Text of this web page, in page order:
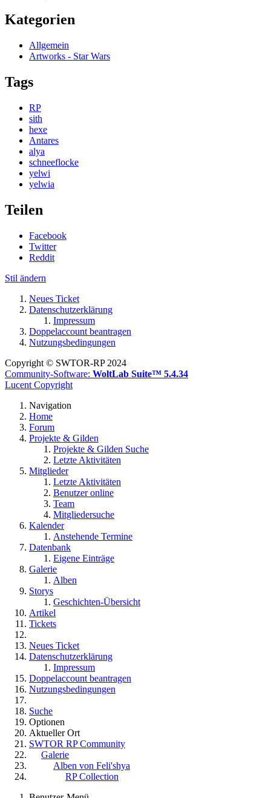
Kategorien
Allgemein
Artworks - Star Wars
Tags
RP
sith
hexe
Antares
alya
schneeflocke
yelwi
yelwia
Teilen
Facebook
Twitter
Reddit
Stil ändern
Neues Ticket
Datenschutzerklärung
Impressum
Doppelaccount beantragen
Nutzungsbedingungen
Copyright © SWTOR-RP 2024
Community-Software: WoltLab Suite™ 5.4.34
Lucent Copyright
Navigation
Home
Forum
Projekte & Gilden
Projekte & Gilden Suche
Letzte Aktivitäten
Mitglieder
Letzte Aktivitäten
Benutzer online
Team
Mitgliedersuche
Kalender
Anstehende Termine
Datenbank
Eigene Einträge
Galerie
Alben
Storys
Geschichten-Übersicht
Artikel
Tickets
Neues Ticket
Datenschutzerklärung
Impressum
Doppelaccount beantragen
Nutzungsbedingungen
Suche
Optionen
Aktueller Ort
SWTOR RP Community
Galerie
Alben von Feli'shya
RP Collection